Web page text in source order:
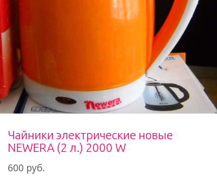
Чайники электрические новые
NEWERA (2 л.) 2000 W
600 руб.